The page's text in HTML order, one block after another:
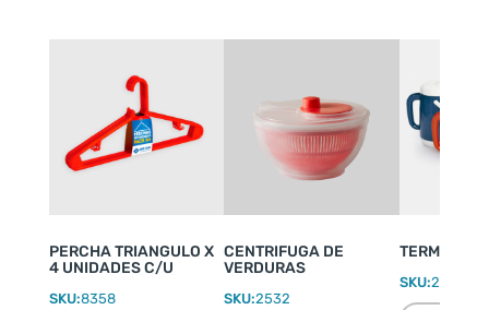
PERCHA TRIANGULO X
4 UNIDADES C/U
SKU:8358
CENTRIFUGA DE
VERDURAS
SKU:2532
TERMO
SKU:2220